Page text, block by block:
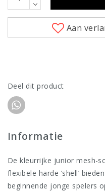
Aan
Deel dit product
Informatie
De kleurrijke junior mesh-
flexibele harde ‘shell’
beginnende jonge spelers